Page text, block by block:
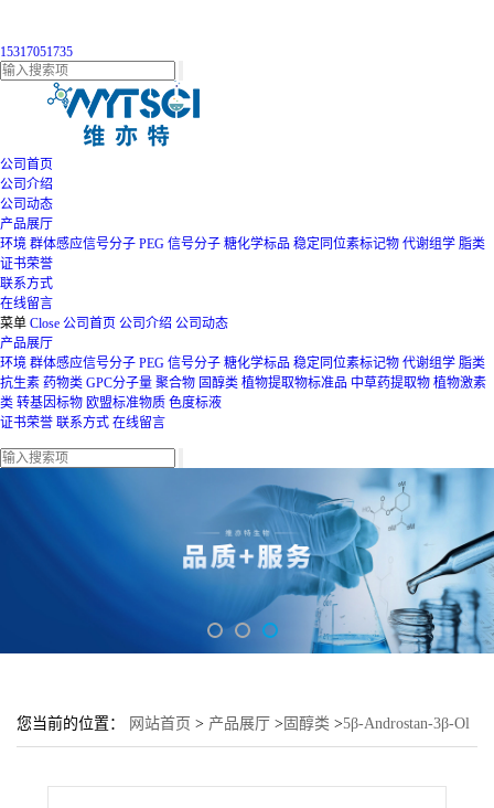
15317051735
公司首页
公司介绍
公司动态
产品展厅
环境 群体感应信号分子 PEG 信号分子 糖化学标品 稳定同位素标记物 代谢组学 脂类
证书荣誉
联系方式
在线留言
菜单 Close 公司首页 公司介绍 公司动态
产品展厅
环境 群体感应信号分子 PEG 信号分子 糖化学标品 稳定同位素标记物 代谢组学 脂类
抗生素 药物类 GPC分子量 聚合物 固醇类 植物提取物标准品 中草药提取物 植物激素
类 转基因标物 欧盟标准物质 色度标液
证书荣誉 联系方式 在线留言
您当前的位置： 网站首页 > 产品展厅 > 固醇类 >5β-Androstan-3β-Ol